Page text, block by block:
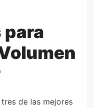
de las mejores